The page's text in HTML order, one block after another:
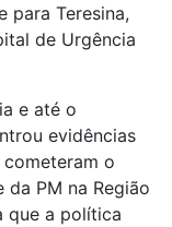
para Teresina,
de Urgência
e até o
evidências
o
PM na Região
que a política